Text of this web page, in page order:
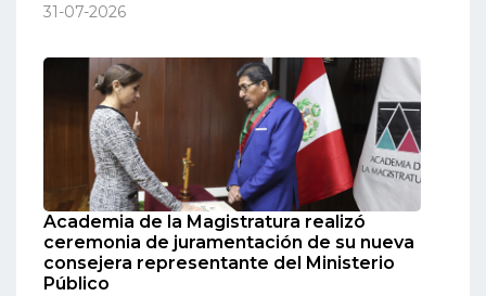
31-07-2026
Academia de la Magistratura realizó
ceremonia de juramentación de su nueva
consejera representante del Ministerio
Público